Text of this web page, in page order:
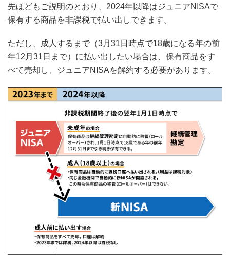
先ほどもご説明のとおり、2024年以降はジュニアNISAで
保有する商品を非課税で払い出しできます。
ただし、成人するまで（3月31日時点で18歳になる年の前
年12月31日まで）に払い出したい場合は、保有商品をす
べて売却し、ジュニアNISAを解約する必要があります。